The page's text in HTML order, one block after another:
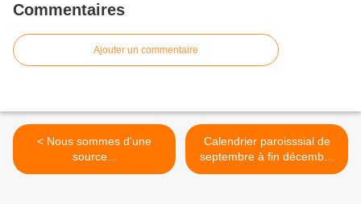
Commentaires
Ajouter un commentaire
< Nous sommes d'une
source...
Calendrier paroisssial de
septembre à fin décembre
2017 (Attention modification